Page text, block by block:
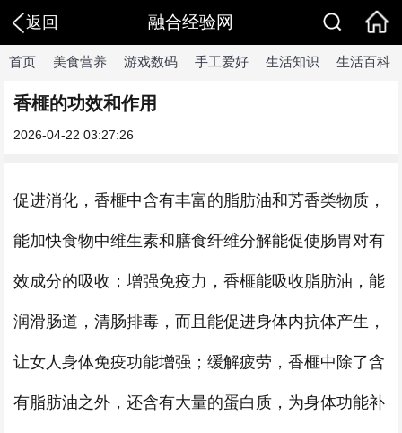
返回 融合经验网
首页 美食营养 游戏数码 手工爱好 生活知识 生活百科
香榧的功效和作用
2026-04-22 03:27:26
促进消化，香榧中含有丰富的脂肪油和芳香类物质，
能加快食物中维生素和膳食纤维分解能促使肠胃对有
效成分的吸收；增强免疫力，香榧能吸收脂肪油，能
润滑肠道，清肠排毒，而且能促进身体内抗体产生，
让女人身体免疫功能增强；缓解疲劳，香榧中除了含
有脂肪油之外，还含有大量的蛋白质，为身体功能补